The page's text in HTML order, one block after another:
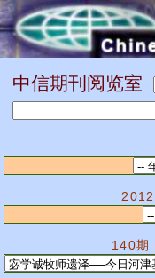
中信期刊阅览室
2012
140期